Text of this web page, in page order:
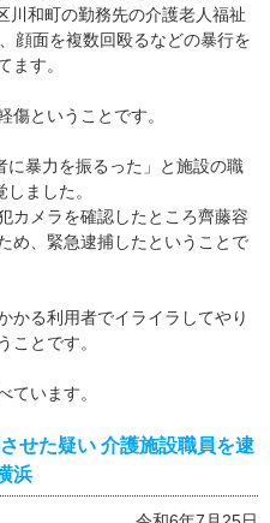
川和町の勤務先の介護老人福祉
顔面を複数回殴るなどの暴行を
ます。
傷ということです。
に暴力を振るった」と施設の職
ました。
カメラを確認したところ齊藤容
め、緊急逮捕したということで
かる利用者でイライラしてやり
ことです。
ています。
せた疑い 介護施設職員を逮
浜